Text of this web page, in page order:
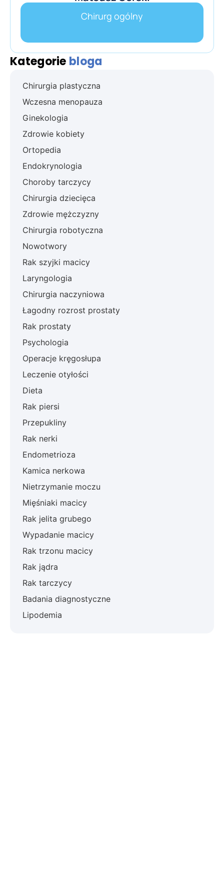
Chirurg ogólny
Kategorie bloga
Chirurgia plastyczna
Wczesna menopauza
Ginekologia
Zdrowie kobiety
Ortopedia
Endokrynologia
Choroby tarczycy
Chirurgia dziecięca
Zdrowie mężczyzny
Chirurgia robotyczna
Nowotwory
Rak szyjki macicy
Laryngologia
Chirurgia naczyniowa
Łagodny rozrost prostaty
Rak prostaty
Psychologia
Operacje kręgosłupa
Leczenie otyłości
Dieta
Rak piersi
Przepukliny
Rak nerki
Endometrioza
Kamica nerkowa
Nietrzymanie moczu
Mięśniaki macicy
Rak jelita grubego
Wypadanie macicy
Rak trzonu macicy
Rak jądra
Rak tarczycy
Badania diagnostyczne
Lipodemia